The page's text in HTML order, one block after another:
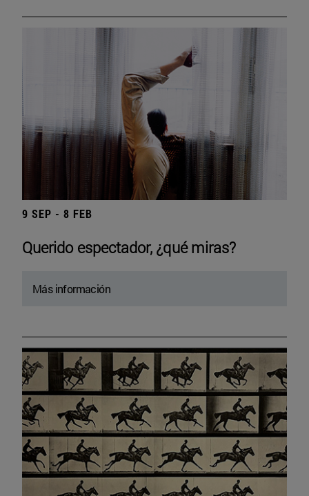
9 SEP - 8 FEB
Querido espectador, ¿qué miras?
Más información